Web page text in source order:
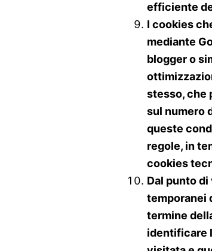
efficiente
I cookies
mediante
blogger o
stesso, che
sul numero
queste
regole, in
cookies
Dal punto
temporanei
termine
identificare